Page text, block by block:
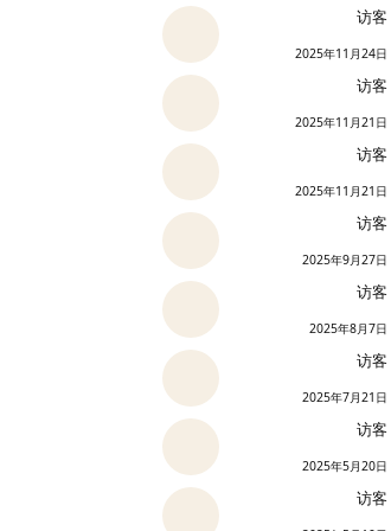
访客
2025年11月24日
访客
2025年11月21日
访客
2025年11月21日
访客
2025年9月27日
访客
2025年8月7日
访客
2025年7月21日
访客
2025年5月20日
访客